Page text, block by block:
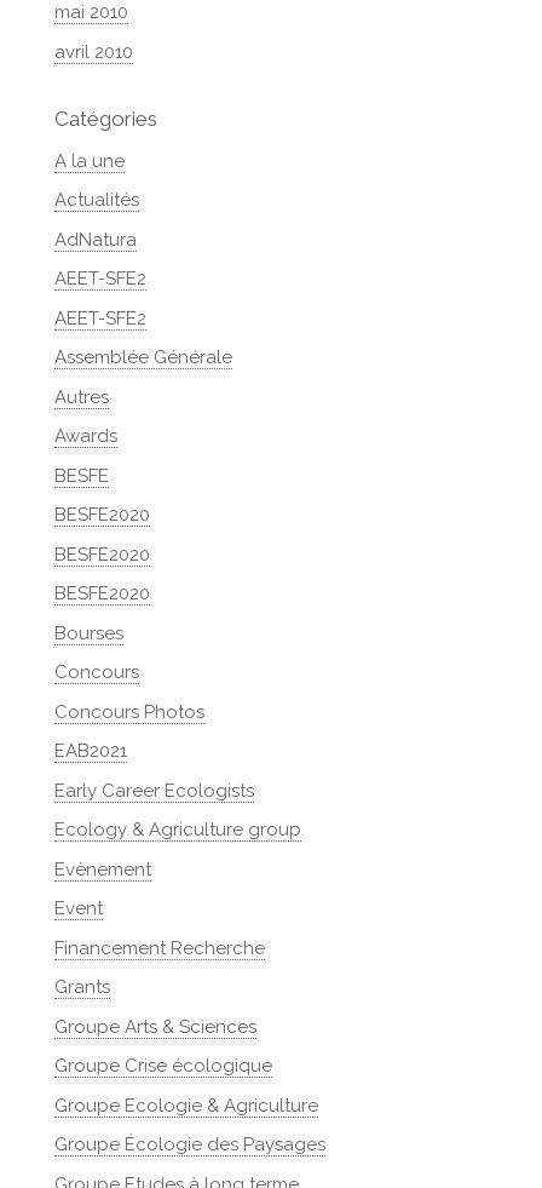
mai 2010
avril 2010
Catégories
A la une
Actualités
AdNatura
AEET-SFE2
AEET-SFE2
Assemblée Générale
Autres
Awards
BESFE
BESFE2020
BESFE2020
BESFE2020
Bourses
Concours
Concours Photos
EAB2021
Early Career Ecologists
Ecology & Agriculture group
Evènement
Event
Financement Recherche
Grants
Groupe Arts & Sciences
Groupe Crise écologique
Groupe Ecologie & Agriculture
Groupe Écologie des Paysages